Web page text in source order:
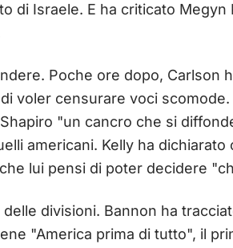
di Israele. E ha criticato
Poche ore dopo, Carlson
voler censurare voci
"un cancro che si
americani. Kelly ha
lui pensi di poter decidere
divisioni. Bannon ha
"America prima di tutto", il